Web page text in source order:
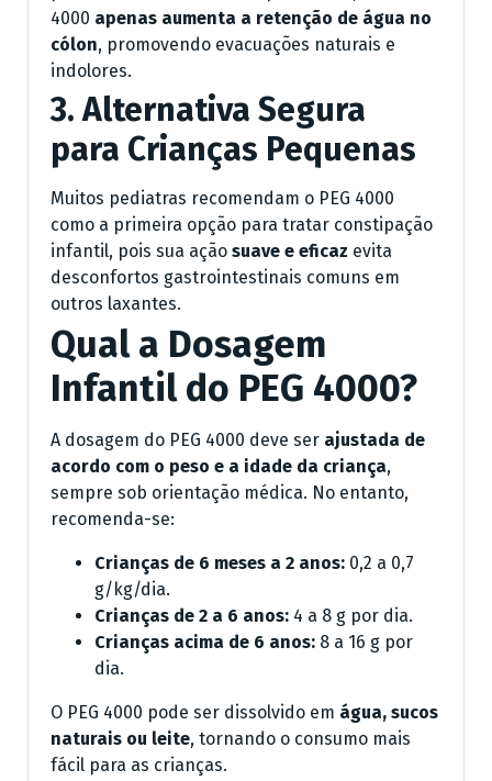
4000 apenas aumenta a retenção de água no
cólon, promovendo evacuações naturais e
indolores.
3. Alternativa Segura
para Crianças Pequenas
Muitos pediatras recomendam o PEG 4000
como a primeira opção para tratar constipação
infantil, pois sua ação suave e eficaz evita
desconfortos gastrointestinais comuns em
outros laxantes.
Qual a Dosagem
Infantil do PEG 4000?
A dosagem do PEG 4000 deve ser ajustada de
acordo com o peso e a idade da criança,
sempre sob orientação médica. No entanto,
recomenda-se:
Crianças de 6 meses a 2 anos: 0,2 a 0,7
g/kg/dia.
Crianças de 2 a 6 anos: 4 a 8 g por dia.
Crianças acima de 6 anos: 8 a 16 g por
dia.
O PEG 4000 pode ser dissolvido em água, sucos
naturais ou leite, tornando o consumo mais
fácil para as crianças.